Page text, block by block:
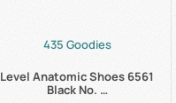
435 Goodies
Level Anatomic Shoes 6561
Black No. …